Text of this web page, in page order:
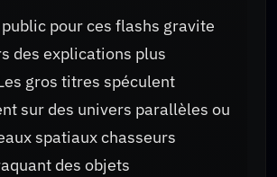
pour ces flashs gravite
des explications plus
gros titres spéculent
sur des univers parallèles ou
spatiaux chasseurs
des objets